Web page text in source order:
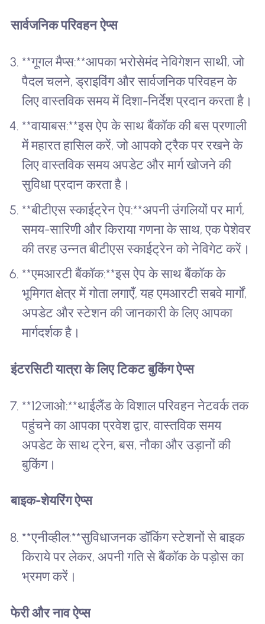
सार्वजनिक परिवहन ऐप्स
**गूगल मैप्स:**आपका भरोसेमंद नेविगेशन साथी, जो
पैदल चलने, ड्राइविंग और सार्वजनिक परिवहन के
लिए वास्तविक समय में दिशा-निर्देश प्रदान करता है।
**वायाबस:**इस ऐप के साथ बैंकॉक की बस प्रणाली
में महारत हासिल करें, जो आपको ट्रैक पर रखने के
लिए वास्तविक समय अपडेट और मार्ग खोजने की
सुविधा प्रदान करता है।
**बीटीएस स्काईट्रेन ऐप:**अपनी उंगलियों पर मार्ग,
समय-सारिणी और किराया गणना के साथ, एक पेशेवर
की तरह उन्नत बीटीएस स्काईट्रेन को नेविगेट करें।
**एमआरटी बैंकॉक:**इस ऐप के साथ बैंकॉक के
भूमिगत क्षेत्र में गोता लगाएँ, यह एमआरटी सबवे मार्गों,
अपडेट और स्टेशन की जानकारी के लिए आपका
मार्गदर्शक है।
इंटरसिटी यात्रा के लिए टिकट बुकिंग ऐप्स
**12जाओ:**थाईलैंड के विशाल परिवहन नेटवर्क तक
पहुंचने का आपका प्रवेश द्वार, वास्तविक समय
अपडेट के साथ ट्रेन, बस, नौका और उड़ानों की
बुकिंग।
बाइक-शेयरिंग ऐप्स
**एनीव्हील:**सुविधाजनक डॉकिंग स्टेशनों से बाइक
किराये पर लेकर, अपनी गति से बैंकॉक के पड़ोस का
भ्रमण करें।
फेरी और नाव ऐप्स